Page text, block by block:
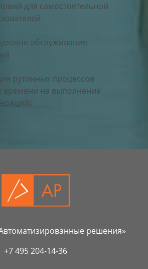
для самостоятельной
обслуживания
рутинных процессов
времени на выполнение
решения»
+7 495 204-14-36